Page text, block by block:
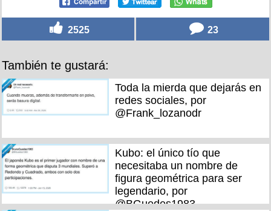
2525 23
También te gustará:
Toda la mierda que dejarás en
redes sociales, por
@Frank_lozanodr
Kubo: el único tío que
necesitaba un nombre de
figura geométrica para ser
legendario, por
@BGuedes1983